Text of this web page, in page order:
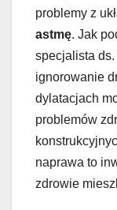
problemy z
astmę. Jak
specjalista
ignorowanie
dylatacjach
problemów
naprawa to
zdrowie